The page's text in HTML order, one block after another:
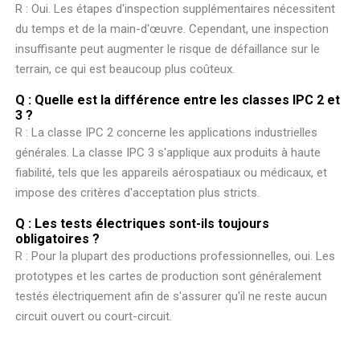
R : Oui. Les étapes d'inspection supplémentaires nécessitent
du temps et de la main-d'œuvre. Cependant, une inspection
insuffisante peut augmenter le risque de défaillance sur le
terrain, ce qui est beaucoup plus coûteux.
Q : Quelle est la différence entre les classes IPC 2 et
3 ?
R : La classe IPC 2 concerne les applications industrielles
générales. La classe IPC 3 s'applique aux produits à haute
fiabilité, tels que les appareils aérospatiaux ou médicaux, et
impose des critères d'acceptation plus stricts.
Q : Les tests électriques sont-ils toujours
obligatoires ?
R : Pour la plupart des productions professionnelles, oui. Les
prototypes et les cartes de production sont généralement
testés électriquement afin de s'assurer qu'il ne reste aucun
circuit ouvert ou court-circuit.